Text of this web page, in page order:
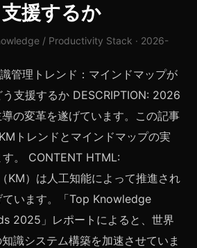
援するか
/ Productivity Stack · 2026-
管理トレンド：マインドマップが
支援するか DESCRIPTION: 2026
の変革を遂げています。この記事
トレンドとマインドマップの実
。 CONTENT HTML:
KM）は人工知能によって推進され
ています。「Top Knowledge
2025」レポートによると、世界
識システム構築を加速させていま